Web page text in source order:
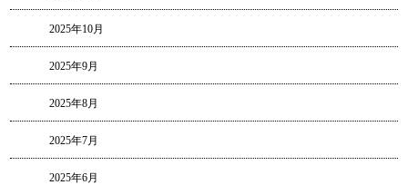
2025年10月
2025年9月
2025年8月
2025年7月
2025年6月